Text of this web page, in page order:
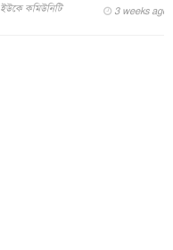
ইউকে কমিউনিটি 3 weeks ago